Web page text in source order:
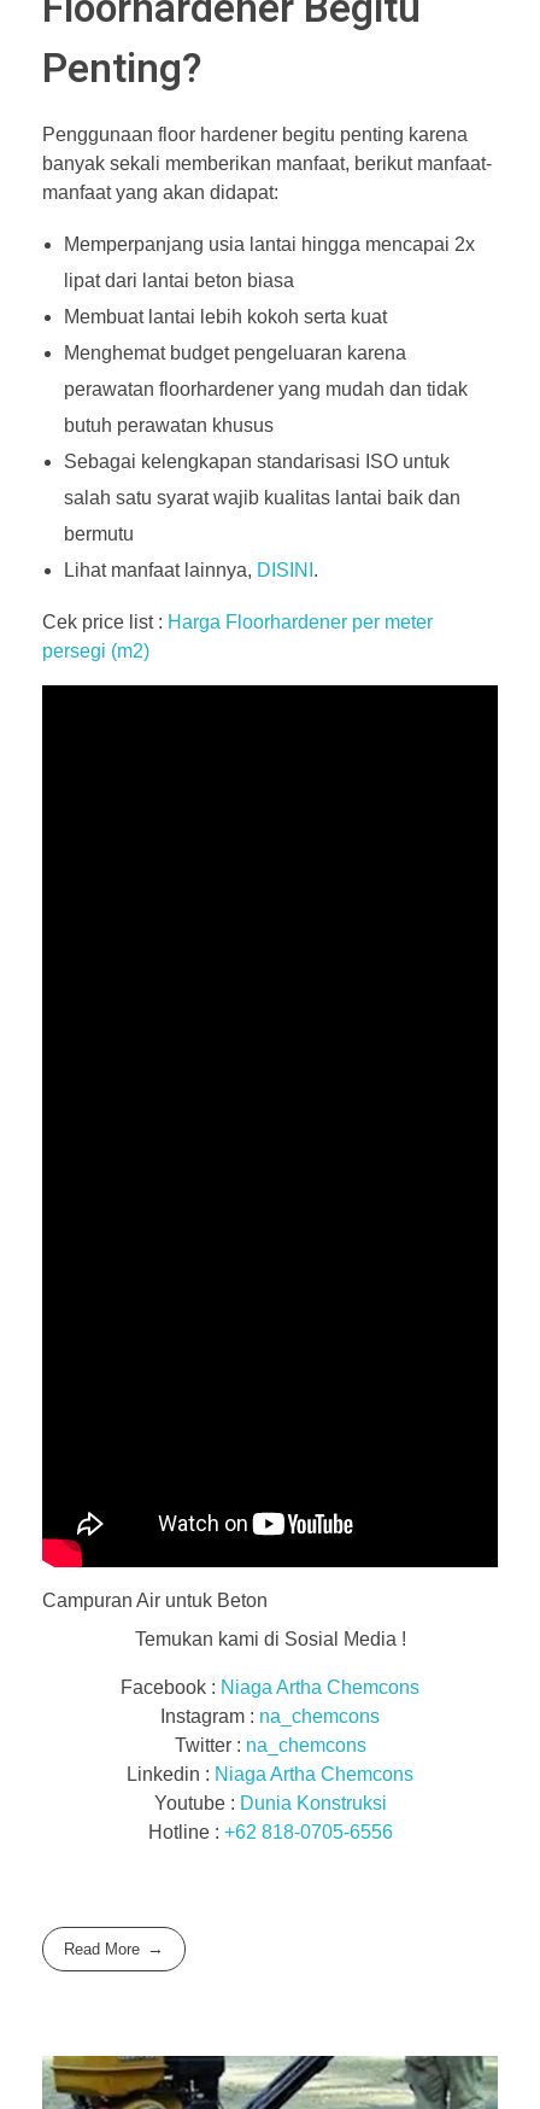
Penting?
Penggunaan floor hardener begitu penting karena
banyak sekali memberikan manfaat, berikut manfaat-
manfaat yang akan didapat:
Memperpanjang usia lantai hingga mencapai 2x
lipat dari lantai beton biasa
Membuat lantai lebih kokoh serta kuat
Menghemat budget pengeluaran karena
perawatan floorhardener yang mudah dan tidak
butuh perawatan khusus
Sebagai kelengkapan standarisasi ISO untuk
salah satu syarat wajib kualitas lantai baik dan
bermutu
Lihat manfaat lainnya, DISINI .
Cek price list : Harga Floorhardener per meter
persegi (m2)
Campuran Air untuk Beton
Temukan kami di Sosial Media !
Facebook : Niaga Artha Chemcons
Instagram : na_chemcons
Twitter : na_chemcons
Linkedin : Niaga Artha Chemcons
Youtube : Dunia Konstruksi
Hotline : +62 818-0705-6556
Read More